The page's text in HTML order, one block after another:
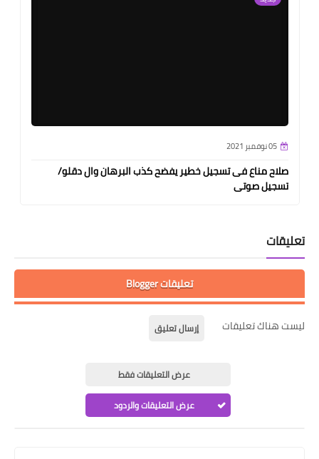
05 نوفمبر 2021
صلاح مناع فى تسجيل خطير يفضح كذب البرهان وال دقلو/
تسجيل صوتى
تعليقات
تعليقات Blogger
ليست هناك تعليقات إرسال تعليق
عرض التعليقات فقط
عرض التعليقات والردود